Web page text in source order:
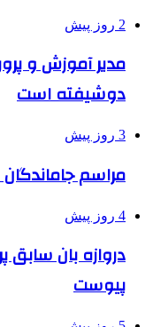
2 روز پیش
دوشیفته است
3 روز پیش
مراسم جاماندگان
4 روز پیش
دروازه بان
پیوست